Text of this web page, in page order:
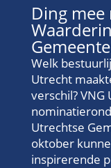
Ding mee
Welk
Utrecht
verschil?
Utrechtse
oktober
inspirerende